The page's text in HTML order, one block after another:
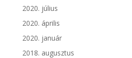
2020. július
2020. április
2020. január
2018. augusztus